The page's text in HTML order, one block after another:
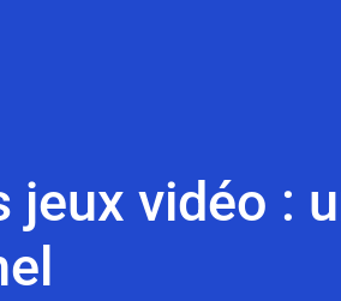
jeux vidéo :